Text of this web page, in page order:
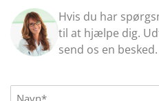
Hvis du har
til at hjælpe dig.
send os en besked.
Name(Påkrævet)